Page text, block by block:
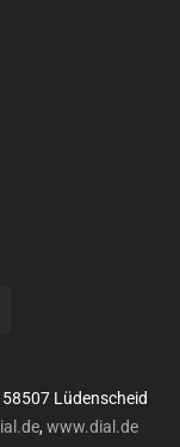
Lüdenscheid
,www.dial.de